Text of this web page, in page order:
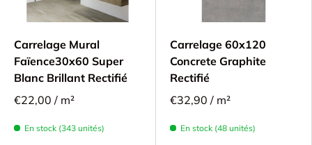
Carrelage Mural
Faïence30x60 Super
Blanc Brillant Rectifié
€22,00 / m²
En stock (343 unités)
Carrelage 60x120
Concrete Graphite
Rectifié
€32,90 / m²
En stock (48 unités)